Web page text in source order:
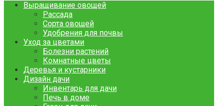
Выращивание овощей
Рассада
Сорта овощей
Удобрения для почвы
Уход за цветами
Болезни растений
Комнатные цветы
Деревья и кустарники
Дизайн дачи
Инвентарь для дачи
Печь в доме